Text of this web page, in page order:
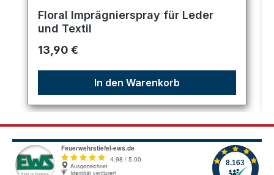
Floral Imprägnierspray für Leder
und Textil
Regulärer Preis:
13,90 €
In den Warenkorb